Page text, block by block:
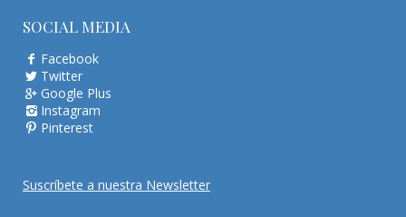
SOCIAL MEDIA
Facebook
Twitter
Google Plus
Instagram
Pinterest
Suscríbete a nuestra Newsletter